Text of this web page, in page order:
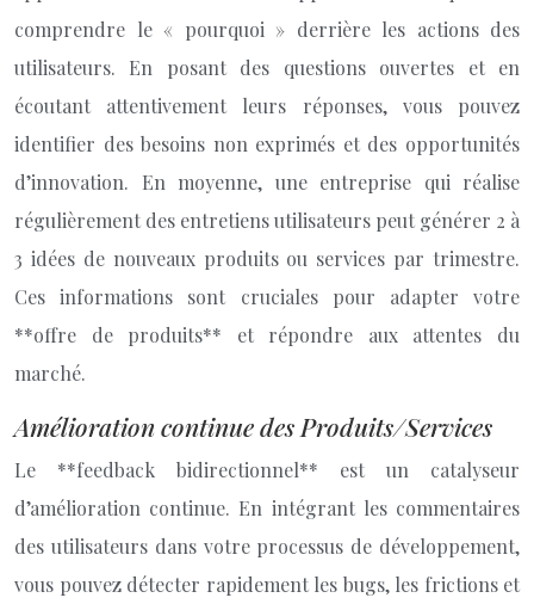
comprendre le « pourquoi » derrière les actions des
utilisateurs. En posant des questions ouvertes et en
écoutant attentivement leurs réponses, vous pouvez
identifier des besoins non exprimés et des opportunités
d’innovation. En moyenne, une entreprise qui réalise
régulièrement des entretiens utilisateurs peut générer 2 à
3 idées de nouveaux produits ou services par trimestre.
Ces informations sont cruciales pour adapter votre
**offre de produits** et répondre aux attentes du
marché.
Amélioration continue des Produits/Services
Le **feedback bidirectionnel** est un catalyseur
d’amélioration continue. En intégrant les commentaires
des utilisateurs dans votre processus de développement,
vous pouvez détecter rapidement les bugs, les frictions et